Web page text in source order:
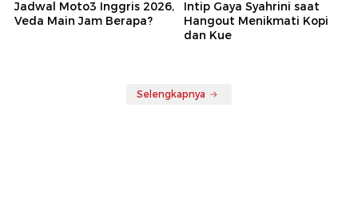
Jadwal Moto3 Inggris 2026,
Veda Main Jam Berapa?
Intip Gaya Syahrini saat
Hangout Menikmati Kopi
dan Kue
Selengkapnya